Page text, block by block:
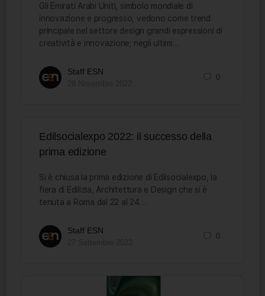
Gli Emirati Arabi Uniti, simbolo mondiale di
innovazione e progresso, vedono come trend
principale nel settore design grandi espressioni di
creatività e innovazione; negli ultimi…
Staff ESN
0
Edilsocialexpo 2022: il successo della
prima edizione
Si è chiusa la prima edizione di Edilsocialexpo, la
fiera di Edilizia, Architettura e Design che si è
tenuta a Roma dal 22 al 24…
Staff ESN
0